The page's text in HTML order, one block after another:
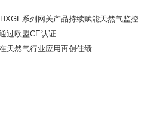
系列网关产品持续赋能天然气监控
过欧盟CE认证
天然气行业应用再创佳绩